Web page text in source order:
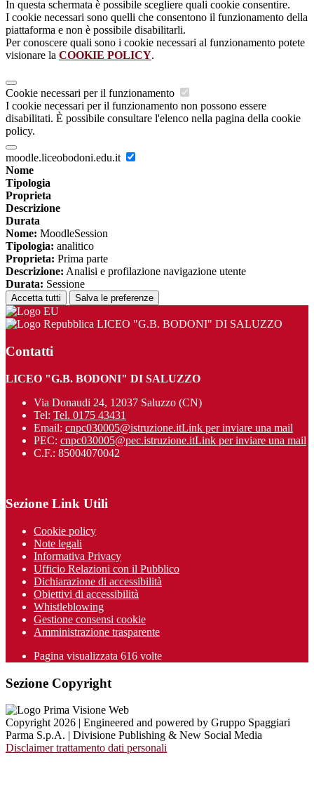
In questa schermata è possibile scegliere quali cookie consentire.
I cookie necessari sono quelli che consentono il funzionamento della
piattaforma e non è possibile disabilitarli.
Per conoscere quali sono i cookie necessari al funzionamento potete
visionare la COOKIE POLICY.
Cookie necessari per il funzionamento
I cookie necessari per il funzionamento non possono essere
disabilitati. È possibile consultare l'elenco nella pagina della cookie
policy.
moodle.liceobodoni.edu.it
Nome
Tipologia
Proprieta
Descrizione
Durata
Nome: MoodleSession
Tipologia: analitico
Proprieta: Prima parte
Descrizione: Analisi e profilazione navigazione utente
Durata: Sessione
Accetta tutti Salva le preferenze
LICEO "G.B. BODONI" DI SALUZZO
Contatti
LICEO "G.B. BODONI" DI SALUZZO
Via Donaudi 24, 12037 Saluzzo (CN)
Tel: Tel. 0175 43431
Email: cnpc030005@istruzione.itLink per inviare una mail
PEC: cnpc030005@pec.istruzione.itLink per inviare una mail
C.F.: 85004070042
Sezione Link Utili
Cookie policy
Note legali
Informativa Privacy
Ufficio Relazioni con il Pubblico
Dichiarazione di accessibilità
Obiettivi di accessibilità
Whistleblowing
Gestione consensi cookie
Amministrazione trasparente
Pagina visualizzata 616 volte
Sezione Copyright
Copyright 2026 | Engineered and powered by Gruppo Spaggiari
Parma S.p.A. | Divisione Publishing & New Social Media
Disclaimer trattamento dati personali